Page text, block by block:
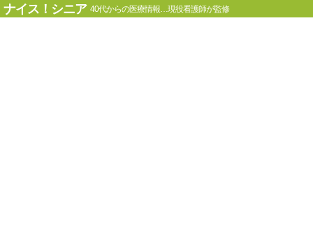
ナイス！シニア 40代からの医療情報…現役看護師が監修